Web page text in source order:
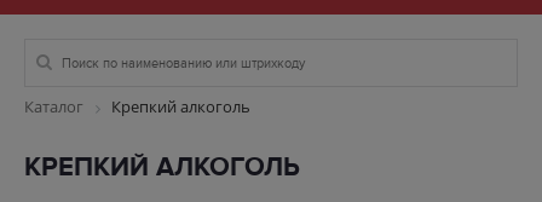
Каталог Крепкий алкоголь
КРЕПКИЙ АЛКОГОЛЬ